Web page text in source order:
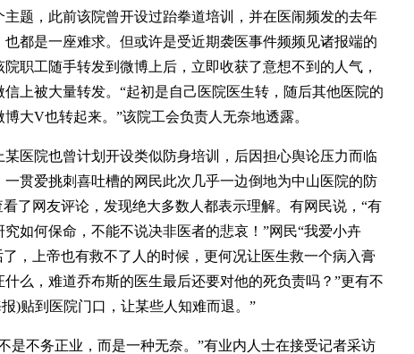
题，此前该院曾开设过跆拳道培训，并在医闹频发的去年
都是一座难求。但或许是受近期袭医事件频频见诸报端的
职工随手转发到微博上后，立即收获了意想不到的人气，
上被大量转发。“起初是自己医院医生转，随后其他医院的
大V也转起来。”该院工会负责人无奈地透露。
院也曾计划开设类似防身培训，后因担心舆论压力而临
贯爱挑刺喜吐槽的网民此次几乎一边倒地为中山医院的防
了网友评论，发现绝大多数人都表示理解。有网民说，“有
如何保命，不能不说决非医者的悲哀！”网民“我爱小卉
，上帝也有救不了人的时候，更何况让医生救一个病入膏
么，难道乔布斯的医生最后还要对他的死负责吗？”更有不
)贴到医院门口，让某些人知难而退。”
不务正业，而是一种无奈。”有业内人士在接受记者采访